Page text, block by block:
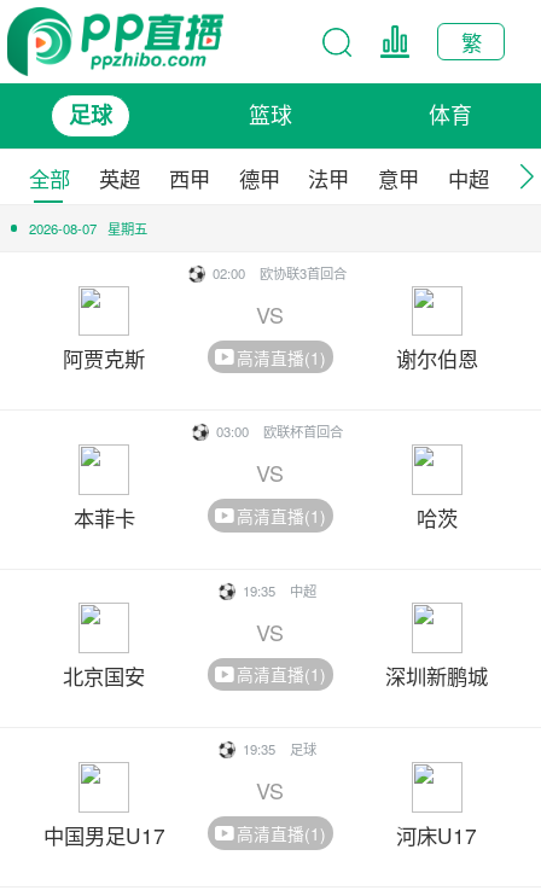
繁
足球 篮球 体育
全部 英超 西甲 德甲 法甲 意甲 中超
2026-08-07 星期五
02:00 欧协联3首回合
阿贾克斯
VS
高清直播(1) 谢尔伯恩
03:00 欧联杯首回合
本菲卡
VS
高清直播(1) 哈茨
19:35 中超
北京国安
VS
高清直播(1) 深圳新鹏城
19:35 足球
中国男足U17
VS
高清直播(1) 河床U17